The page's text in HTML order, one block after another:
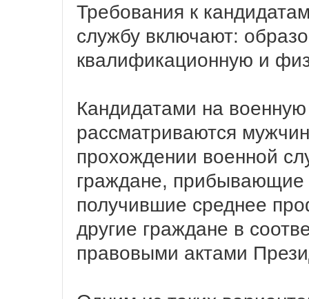
Требования к
службу включают:
квалификационную и
Кандидатами на военную
рассматриваются
прохождении военной
граждане,
получившие среднее
другие граждане в
правовыми актами